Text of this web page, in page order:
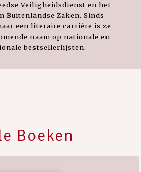
Veiligheidsdienst en het
Buitenlandse Zaken. Sinds
een literaire carrière is ze
naam op nationale en
bestsellerlijsten.
Boeken